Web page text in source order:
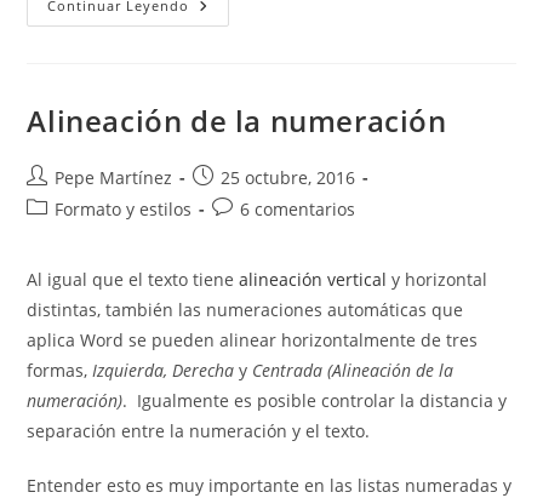
Continuar Leyendo Errores
Al
En
Word
Ven
Ni
Se
Alineación de la numeración
Autor
de
Pepe Martínez
Publicación
de
25 octubre, 2016
Categoría
entrada:
Formato y estilos
Comentarios
entrada:
6 comentarios
Al igual que el texto tienealineación vertical y horizontal
distintas, también las numeraciones automáticas que
aplica Word se pueden alinear horizontalmente de tres
formas,Izquierda, Derechay Centrada (Alineación de la
numeración). Igualmente es posible controlar la distancia y
separación entre la numeración y el texto.
Entender esto es muy importante en las listas numeradas y